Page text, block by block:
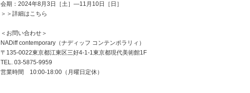
会期：2024年8月3日［土］―11月10日［日］
＞＞詳細はこちら
＜お問い合わせ＞
NADiff contemporary（ナディッフ コンテンポラリィ）
〒135-0022東京都江東区三好4-1-1東京都現代美術館1F
TEL. 03-5875-9959
営業時間 10:00-18:00（月曜日定休）